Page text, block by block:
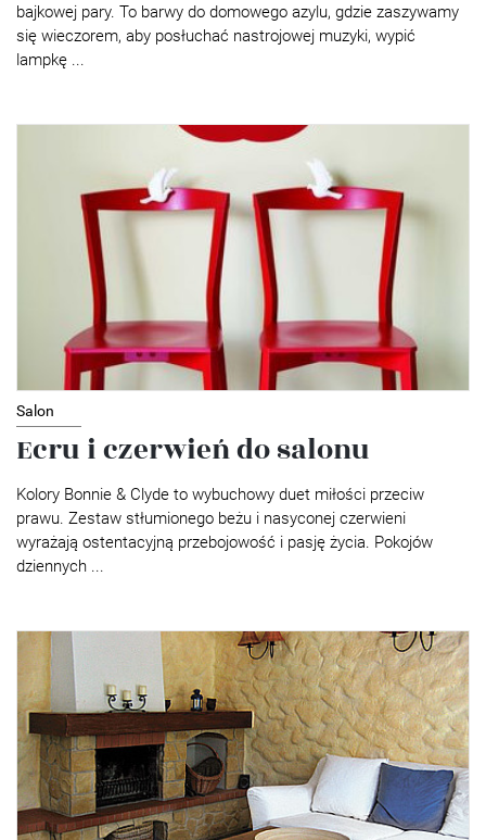
bajkowej pary. To barwy do domowego azylu, gdzie zaszywamy
się wieczorem, aby posłuchać nastrojowej muzyki, wypić
lampkę ...
Salon
Ecru i czerwień do salonu
Kolory Bonnie & Clyde to wybuchowy duet miłości przeciw
prawu. Zestaw stłumionego beżu i nasyconej czerwieni
wyrażają ostentacyjną przebojowość i pasję życia. Pokojów
dziennych ...